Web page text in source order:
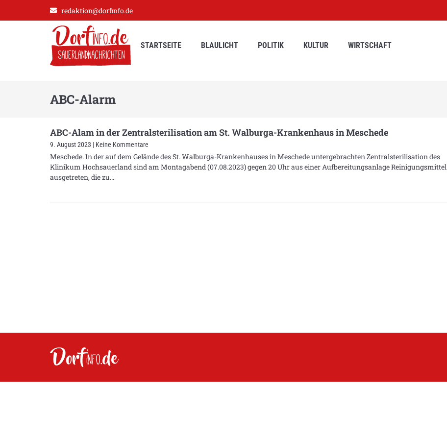
redaktion@dorfinfo.de
STARTSEITE BLAULICHT POLITIK KULTUR WIRTSCHAFT
ABC-Alarm
ABC-Alam in der Zentralsterilisation am St. Walburga-Krankenhaus in Meschede
9. August 2023 Keine Kommentare
Meschede. In der auf dem Gelände des St. Walburga-Krankenhauses in Meschede untergebrachten Zentralsterilisation des
Klinikum Hochsauerland sind am Montagabend (07.08.2023) gegen 20 Uhr aus einer Aufbereitungsanlage Reinigungsmittel
ausgetreten, die zu